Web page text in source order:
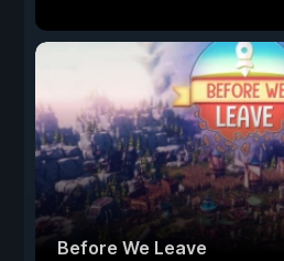
Before We Leave